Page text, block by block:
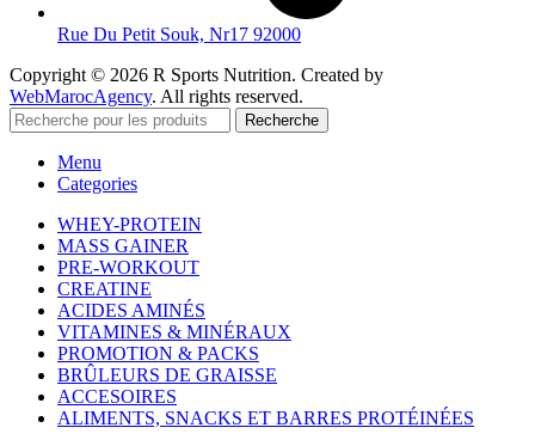
Rue Du Petit Souk, Nr17 92000
Copyright © 2026 R Sports Nutrition. Created by
WebMarocAgency. All rights reserved.
Recherche
Menu
Categories
WHEY-PROTEIN
MASS GAINER
PRE-WORKOUT
CREATINE
ACIDES AMINÉS
VITAMINES & MINÉRAUX
PROMOTION & PACKS
BRÛLEURS DE GRAISSE
ACCESOIRES
ALIMENTS, SNACKS ET BARRES PROTÉINÉES